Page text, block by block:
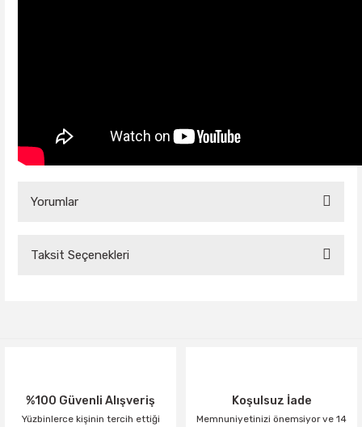
Yorumlar
Taksit Seçenekleri
%100 Güvenli Alışveriş
Yüzbinlerce kişinin tercih ettiği
Koşulsuz İade
Memnuniyetinizi önemsiyor ve 14